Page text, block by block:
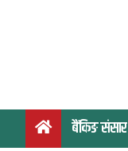
o
बैंकिङ